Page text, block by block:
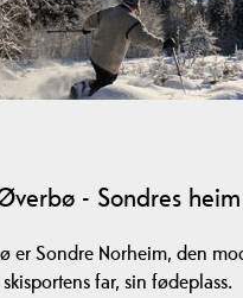
- Sondres heim
er Sondre Norheim, den
skisportens far, sin fødeplass.